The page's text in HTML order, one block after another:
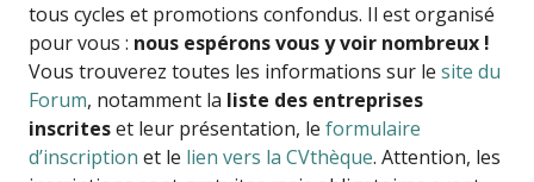
tous cycles et promotions confondus. Il est organisé
pour vous : nous espérons vous y voir nombreux !
Vous trouverez toutes les informations sur le site du
Forum, notamment la liste des entreprises
inscriteset leur présentation, le formulaire
d’inscription et le lien vers la CVthèque. Attention, les